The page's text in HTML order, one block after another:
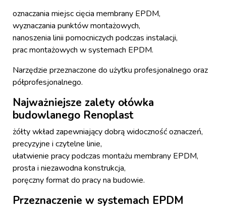
oznaczania miejsc cięcia membrany EPDM,
wyznaczania punktów montażowych,
nanoszenia linii pomocniczych podczas instalacji,
prac montażowych w systemach EPDM.
Narzędzie przeznaczone do użytku profesjonalnego oraz
półprofesjonalnego.
Najważniejsze zalety ołówka
budowlanego Renoplast
żółty wkład zapewniający dobrą widoczność oznaczeń,
precyzyjne i czytelne linie,
ułatwienie pracy podczas montażu membrany EPDM,
prosta i niezawodna konstrukcja,
poręczny format do pracy na budowie.
Przeznaczenie w systemach EPDM